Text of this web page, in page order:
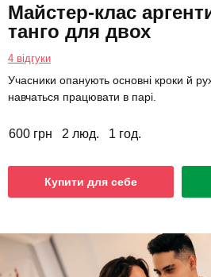
Майстер-клас
танго для двох
4 відгуки
Учасники опанують основні кроки й
навчаться працювати в парі.
600 грн 2 люд. 1 год.
Купити для себе